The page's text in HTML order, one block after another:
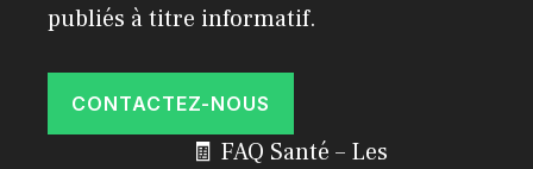
publiés à titre informatif.
CONTACTEZ-NOUS
🧾 FAQ Santé – Les